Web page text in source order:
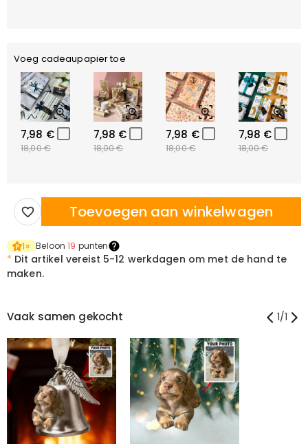
Voeg cadeaupapier toe
7,98 €
18,00 €
7,98 €
18,00 €
7,98 €
18,00 €
7,98 €
18,00 €
Toevoegen aan winkelwagen
1× Beloon19 punten
* Dit artikel vereist 5-12 werkdagen om met de hand te
maken.
Vaak samen gekocht 1/1